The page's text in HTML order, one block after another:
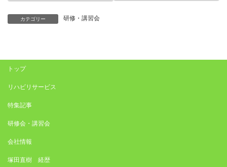
カテゴリー 研修・講習会
トップ
リハビリサービス
特集記事
研修会・講習会
会社情報
塚田直樹 経歴